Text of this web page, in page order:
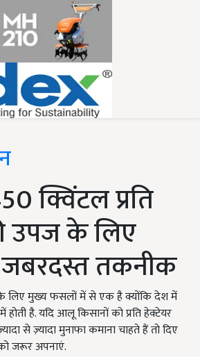
क्विंटल प्रति
उपज के लिए
तकनीक
मुख्य फसलों में से एक है क्योंकि देश में
है. यदि आलू किसानों को प्रति हेक्टेयर
से ज़्यादा मुनाफा कमाना चाहते हैं तो दिए
जरूर अपनाएं.